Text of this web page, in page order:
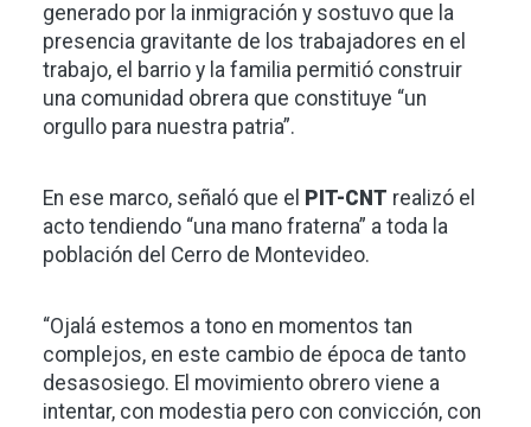
generado por la inmigración y sostuvo que la
presencia gravitante de los trabajadores en el
trabajo, el barrio y la familia permitió construir
una comunidad obrera que constituye “un
orgullo para nuestra patria”.
En ese marco, señaló que el PIT-CNT realizó el
acto tendiendo “una mano fraterna” a toda la
población del Cerro de Montevideo.
“Ojalá estemos a tono en momentos tan
complejos, en este cambio de época de tanto
desasosiego. El movimiento obrero viene a
intentar, con modestia pero con convicción, con